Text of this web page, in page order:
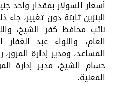
أسعار السولار بمقدار واحد
البنزين ثابتة دون تغيير،
نائب محافظ كفر الشيخ،
العام، واللواء عبد
المساعد، ومدير إدارة
حسام الشيخ، مدير إدارة
المعنية.